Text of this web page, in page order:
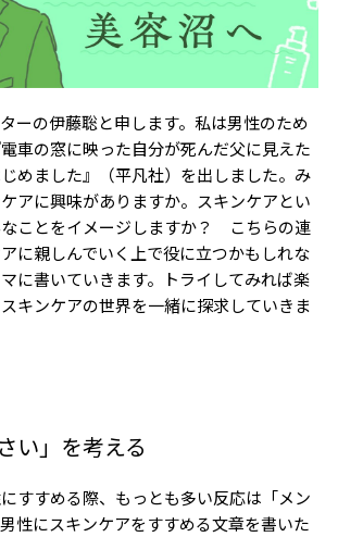
ーの伊藤聡と申します。私は男性のため
車の窓に映った自分が死んだ父に見えた
めました』（平凡社）を出しました。み
アに興味がありますか。スキンケアとい
ことをイメージしますか？ こちらの連
に親しんでいく上で役に立つかもしれな
に書いていきます。トライしてみれば楽
キンケアの世界を一緒に探求していきま
い」を考える
すすめる際、もっとも多い反応は「メン
性にスキンケアをすすめる文章を書いた